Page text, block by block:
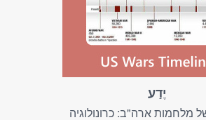
יֶדַע
מלחמות ארה"ב: כרונולוגיה